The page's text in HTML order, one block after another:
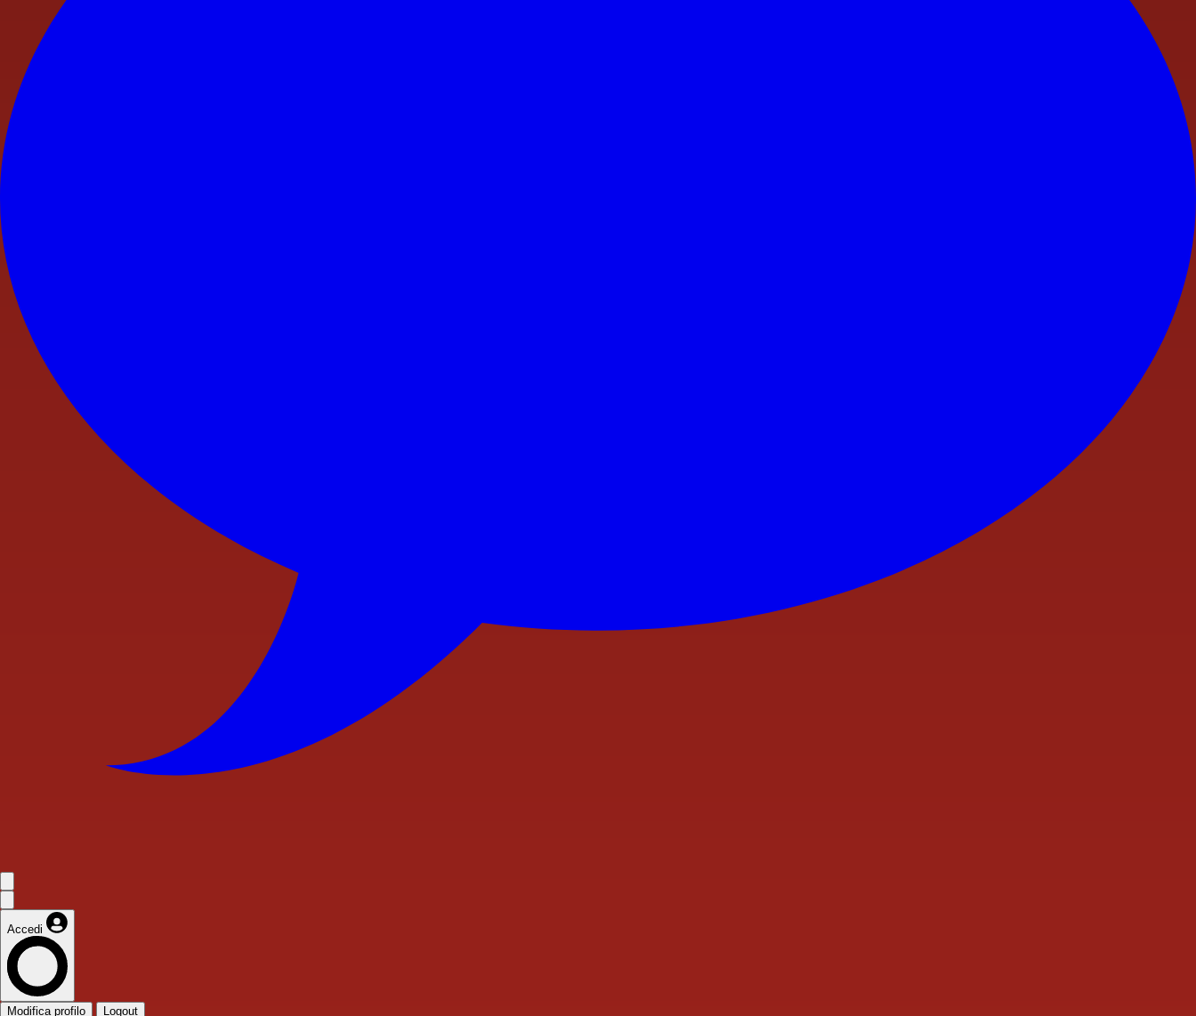
Accedi
Modifica profilo Logout